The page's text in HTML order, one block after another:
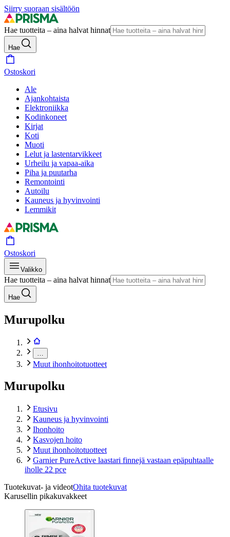
Siirry suoraan sisältöön
Hae tuotteita – aina halvat hinnat
Hae
Ostoskori
Ale
Ajankohtaista
Elektroniikka
Kodinkoneet
Kirjat
Koti
Muoti
Lelut ja lastentarvikkeet
Urheilu ja vapaa-aika
Piha ja puutarha
Remontointi
Autoilu
Kauneus ja hyvinvointi
Lemmikit
Ostoskori
Valikko
Hae tuotteita – aina halvat hinnat
Hae
Murupolku
Muut ihonhoitotuotteet
Murupolku
Etusivu
Kauneus ja hyvinvointi
Ihonhoito
Kasvojen hoito
Muut ihonhoitotuotteet
Garnier PureActive laastari finnejä vastaan epäpuhtaalle
iholle 22 pce
Tuotekuvat- ja videotOhita tuotekuvat
Karusellin pikakuvakkeet